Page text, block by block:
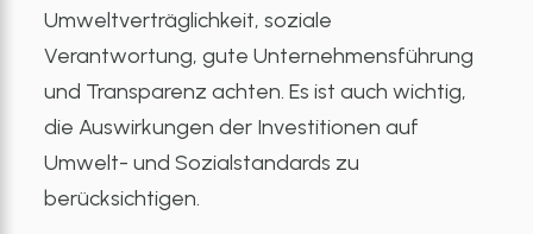
Umweltverträglichkeit, soziale
Verantwortung, gute Unternehmensführung
und Transparenz achten. Es ist auch wichtig,
die Auswirkungen der Investitionen auf
Umwelt- und Sozialstandards zu
berücksichtigen.